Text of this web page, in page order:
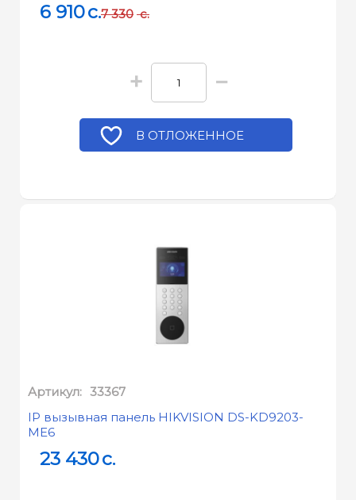
6 910c.7 330 c.
+ −
В ОТЛОЖЕННОЕ
Артикул: 33367
IP вызывная панель HIKVISION DS-KD9203-
ME6
23 430c.